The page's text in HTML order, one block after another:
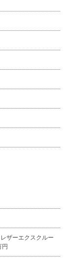
ザーエクスクルー